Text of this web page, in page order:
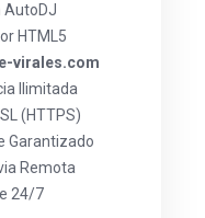
AutoDJ
HTML5
e-virales.com
Ilimitada
(HTTPS)
Garantizado
Remota
24/7